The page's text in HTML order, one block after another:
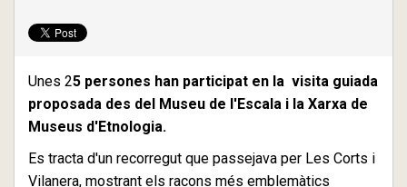
Unes 25 persones han participat en la visita guiada
proposada des del Museu de l'Escala i la Xarxa de
Museus d'Etnologia.
Es tracta d'un recorregut que passejava per Les Corts i
Vilanera, mostrant els racons més emblemàtics